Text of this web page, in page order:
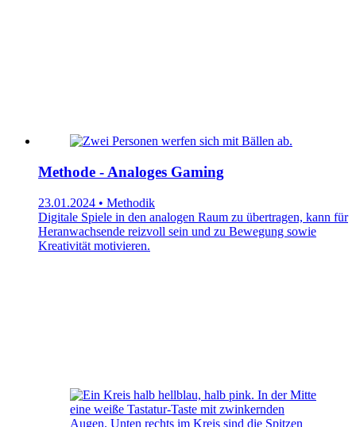
Methode - Analoges Gaming
23.01.2024 • Methodik
Digitale Spiele in den analogen Raum zu übertragen, kann für
Heranwachsende reizvoll sein und zu Bewegung sowie
Kreativität motivieren.